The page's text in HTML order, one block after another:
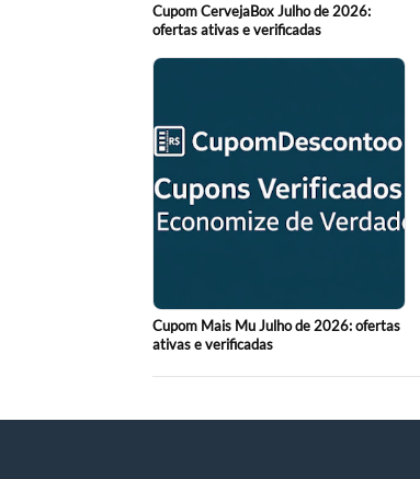
Cupom CervejaBox Julho de 2026:
ofertas ativas e verificadas
Cupom Mais Mu Julho de 2026: ofertas
ativas e verificadas